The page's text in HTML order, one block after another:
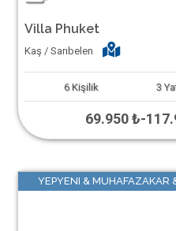
Villa Phuket
Kaş / Sarıbelen
6 Kişilik 3
69.950 ₺-
YEPYENI & MUHAFAZAKAR